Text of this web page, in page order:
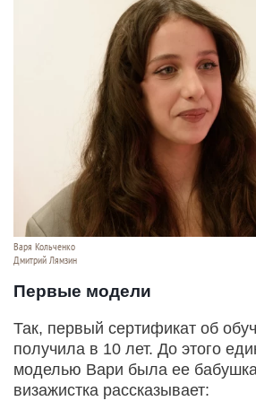
Варя Кольченко
Дмитрий Лямзин
Первые модели
Так, первый сертификат об
получила в 10 лет. До этого
моделью Вари была ее
визажистка рассказывает: